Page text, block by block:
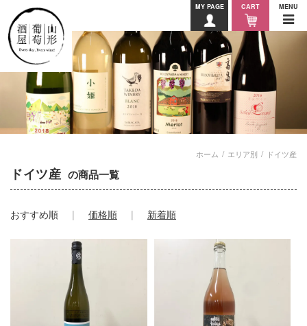
MY PAGE CART MENU
ホーム エリア別 ドイツ産
ドイツ産 の商品一覧
おすすめ順 価格順 新着順